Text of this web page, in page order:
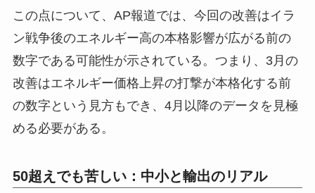
この点について、AP報道では、今回の改善はイラ
ン戦争後のエネルギー高の本格影響が広がる前の
数字である可能性が示されている。つまり、3月の
改善はエネルギー価格上昇の打撃が本格化する前
の数字という見方もでき、4月以降のデータを見極
める必要がある。
50超えでも苦しい：中小と輸出のリアル